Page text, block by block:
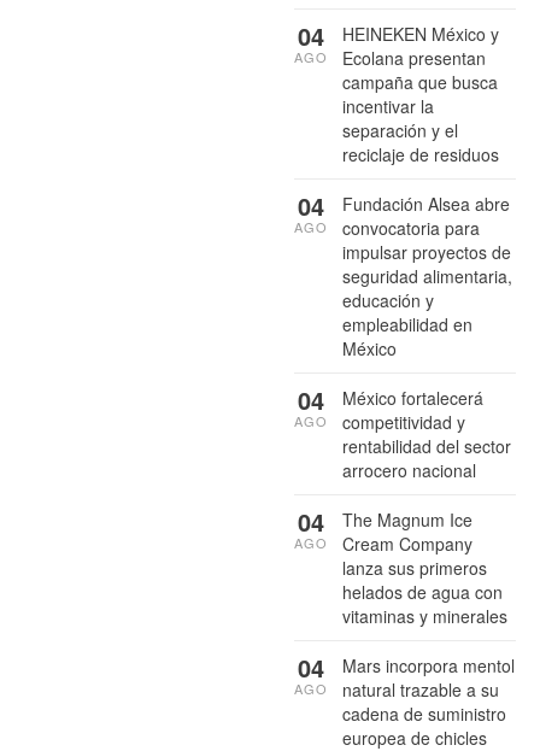
HEINEKEN México y
Ecolana presentan
campaña que busca
incentivar la
separación y el
reciclaje de residuos
04
AGO
Fundación Alsea abre
convocatoria para
impulsar proyectos de
seguridad alimentaria,
educación y
empleabilidad en
México
04
AGO
México fortalecerá
competitividad y
rentabilidad del sector
arrocero nacional
04
AGO
The Magnum Ice
Cream Company
lanza sus primeros
helados de agua con
vitaminas y minerales
04
AGO
Mars incorpora mentol
natural trazable a su
cadena de suministro
europea de chicles
04
AGO